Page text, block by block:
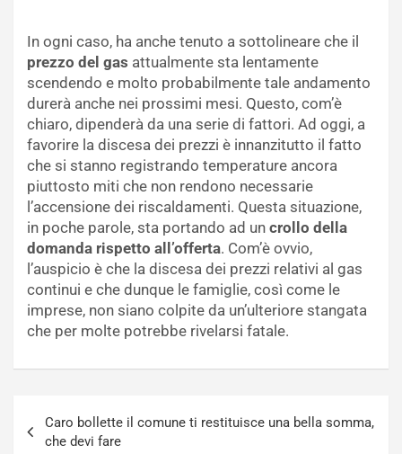
In ogni caso, ha anche tenuto a sottolineare che il
prezzo del gas attualmente sta lentamente
scendendo e molto probabilmente tale andamento
durerà anche nei prossimi mesi. Questo, com’è
chiaro, dipenderà da una serie di fattori. Ad oggi, a
favorire la discesa dei prezzi è innanzitutto il fatto
che si stanno registrando temperature ancora
piuttosto miti che non rendono necessarie
l’accensione dei riscaldamenti. Questa situazione,
in poche parole, sta portando ad un crollo della
domanda rispetto all’offerta. Com’è ovvio,
l’auspicio è che la discesa dei prezzi relativi al gas
continui e che dunque le famiglie, così come le
imprese, non siano colpite da un’ulteriore stangata
che per molte potrebbe rivelarsi fatale.
articoli
Caro bollette il comune ti restituisce una bella somma,
che devi fare